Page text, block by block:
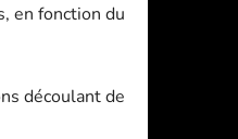
en fonction du
découlant de